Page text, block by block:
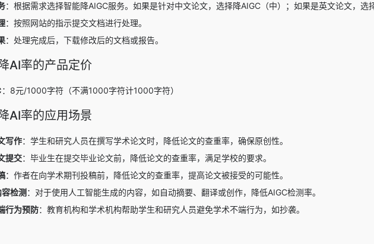
：根据需求选择智能降AIGC服务。如果是针对中文论文，选择降AIGC（中）；如果是英文论文，选
：按照网站的指示提交文档进行处理。
：处理完成后，下载修改后的文档或报告。
AI率的产品定价
：8元/1000字符（不满1000字符计1000字符）
AI率的应用场景
写作：学生和研究人员在撰写学术论文时，降低论文的查重率，确保原创性。
提交：毕业生在提交毕业论文前，降低论文的查重率，满足学校的要求。
：作者在向学术期刊投稿前，降低论文的查重率，提高论文被接受的可能性。
检测 ：对于使用人工智能生成的内容，如自动摘要、翻译或创作，降低AIGC检测率。
行为预防：教育机构和学术机构帮助学生和研究人员避免学术不端行为，如抄袭。